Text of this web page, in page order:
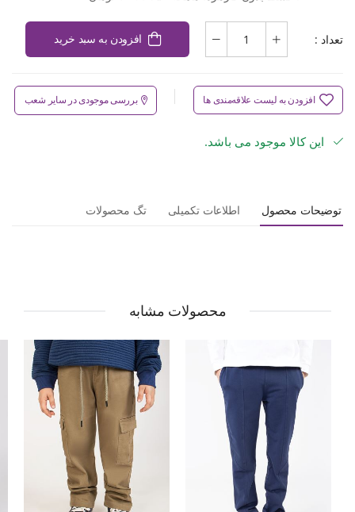
تعداد : افزودن به سبد خرید
افزودن به لیست علاقه‌مندی ها بررسی موجودی در سایر شعب
این کالا موجود می باشد.
توضیحات محصول اطلاعات تکمیلی تگ محصولات
محصولات مشابه